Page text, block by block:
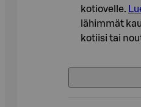
kotiovelle.
lähimmät
kotiisi tai